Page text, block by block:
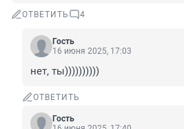
ОТВЕТИТЬ 4
Гость
16 июня 2025, 17:03
нет, ты))))))))))
ОТВЕТИТЬ
Гость